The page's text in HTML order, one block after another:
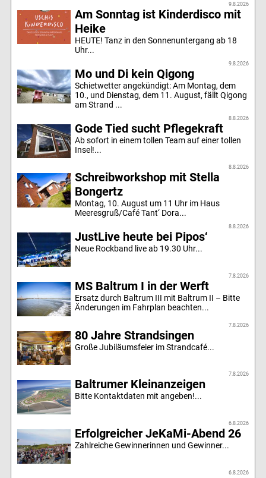
9.8.2026
Am Sonntag ist Kinderdisco mit
Heike
HEUTE! Tanz in den Sonnenuntergang ab 18
Uhr...
9.8.2026
Mo und Di kein Qigong
Schietwetter angekündigt: Am Montag, dem
10., und Dienstag, dem 11. August, fällt Qigong
am Strand ...
8.8.2026
Gode Tied sucht Pflegekraft
Ab sofort in einem tollen Team auf einer tollen
Insel!...
8.8.2026
Schreibworkshop mit Stella
Bongertz
Montag, 10. August um 11 Uhr im Haus
Meeresgruß/Café Tant‘ Dora...
8.8.2026
JustLive heute bei Pipos‘
Neue Rockband live ab 19.30 Uhr...
7.8.2026
MS Baltrum I in der Werft
Ersatz durch Baltrum III mit Baltrum II – Bitte
Änderungen im Fahrplan beachten...
7.8.2026
80 Jahre Strandsingen
Große Jubiläumsfeier im Strandcafé...
7.8.2026
Baltrumer Kleinanzeigen
Bitte Kontaktdaten mit angeben!...
6.8.2026
Erfolgreicher JeKaMi-Abend 26
Zahlreiche Gewinnerinnen und Gewinner...
6.8.2026